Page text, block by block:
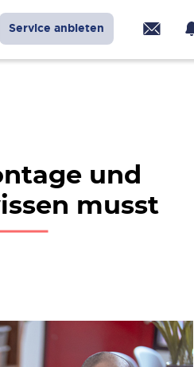
Service anbieten
und
musst